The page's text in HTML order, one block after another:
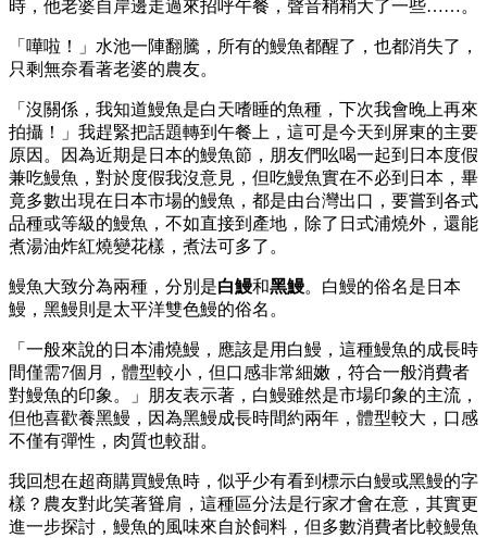
時，他老婆自岸邊走過來招呼午餐，聲音稍稍大了一些……。
「嘩啦！」水池一陣翻騰，所有的鰻魚都醒了，也都消失了，
只剩無奈看著老婆的農友。
「沒關係，我知道鰻魚是白天嗜睡的魚種，下次我會晚上再來
拍攝！」我趕緊把話題轉到午餐上，這可是今天到屏東的主要
原因。因為近期是日本的鰻魚節，朋友們吆喝一起到日本度假
兼吃鰻魚，對於度假我沒意見，但吃鰻魚實在不必到日本，畢
竟多數出現在日本市場的鰻魚，都是由台灣出口，要嘗到各式
品種或等級的鰻魚，不如直接到產地，除了日式浦燒外，還能
煮湯油炸紅燒變花樣，煮法可多了。
鰻魚大致分為兩種，分別是白鰻和黑鰻。白鰻的俗名是日本
鰻，黑鰻則是太平洋雙色鰻的俗名。
「一般來說的日本浦燒鰻，應該是用白鰻，這種鰻魚的成長時
間僅需7個月，體型較小，但口感非常細嫩，符合一般消費者
對鰻魚的印象。」朋友表示著，白鰻雖然是市場印象的主流，
但他喜歡養黑鰻，因為黑鰻成長時間約兩年，體型較大，口感
不僅有彈性，肉質也較甜。
我回想在超商購買鰻魚時，似乎少有看到標示白鰻或黑鰻的字
樣？農友對此笑著聳肩，這種區分法是行家才會在意，其實更
進一步探討，鰻魚的風味來自於飼料，但多數消費者比較鰻魚